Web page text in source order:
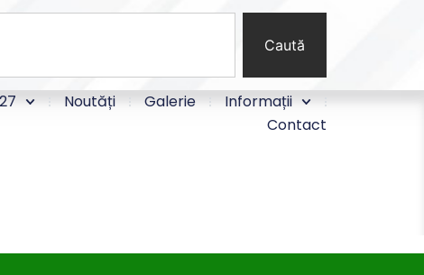
Caută
Noutăți Galerie
Informații
Contact